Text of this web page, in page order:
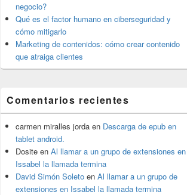
negocio?
Qué es el factor humano en ciberseguridad y
cómo mitigarlo
Marketing de contenidos: cómo crear contenido
que atraiga clientes
Comentarios recientes
carmen miralles jorda en Descarga de epub en
tablet android.
Dosite en Al llamar a un grupo de extensiones en
Issabel la llamada termina
David Simón Soleto en Al llamar a un grupo de
extensiones en Issabel la llamada termina